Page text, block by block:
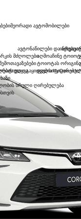
ავტონაწილები და
აღმოაჩინე
ტოიოტას
დაცვა
მძღოლები
გაყიდვები
სრული ღირებულება
მეორადი ავტომობილები